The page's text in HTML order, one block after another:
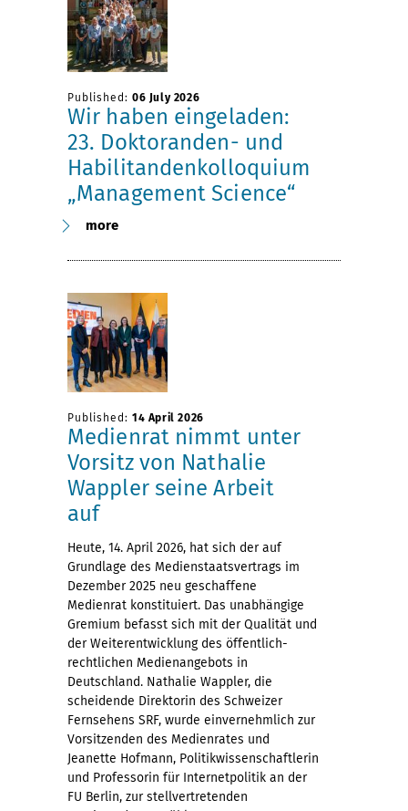
Published: 06 July 2026
Wir haben eingeladen:
23. Doktoranden- und
Habilitandenkolloquium
„Management Science“
more
Published: 14 April 2026
Medienrat nimmt unter
Vorsitz von Nathalie
Wappler seine Arbeit
auf
Heute, 14. April 2026, hat sich der auf
Grundlage des Medienstaatsvertrags im
Dezember 2025 neu geschaffene
Medienrat konstituiert. Das unabhängige
Gremium befasst sich mit der Qualität und
der Weiterentwicklung des öffentlich-
rechtlichen Medienangebots in
Deutschland. Nathalie Wappler, die
scheidende Direktorin des Schweizer
Fernsehens SRF, wurde einvernehmlich zur
Vorsitzenden des Medienrates und
Jeanette Hofmann, Politikwissenschaftlerin
und Professorin für Internetpolitik an der
FU Berlin, zur stellvertretenden